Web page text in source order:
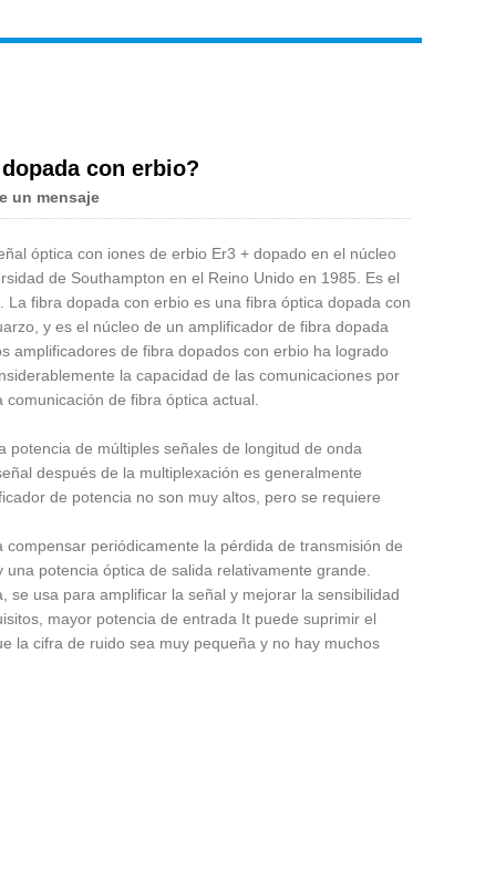
con erbio?
un mensaje
óptica con iones de erbio Er3 + dopado en el núcleo
de Southampton en el Reino Unido en 1985. Es el
fibra dopada con erbio es una fibra óptica dopada con
y es el núcleo de un amplificador de fibra dopada
amplificadores de fibra dopados con erbio ha logrado
la capacidad de las comunicaciones por
de fibra óptica actual.
de múltiples señales de longitud de onda
después de la multiplexación es generalmente
de potencia no son muy altos, pero se requiere
periódicamente la pérdida de transmisión de
potencia óptica de salida relativamente grande.
usa para amplificar la señal y mejorar la sensibilidad
mayor potencia de entrada It puede suprimir el
la cifra de ruido sea muy pequeña y no hay muchos